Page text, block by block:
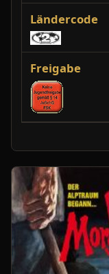
Ländercode
Freigabe